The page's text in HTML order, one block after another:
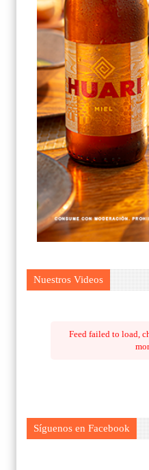
Nuestros Videos
Feed failed to load,
Síguenos en Facebook